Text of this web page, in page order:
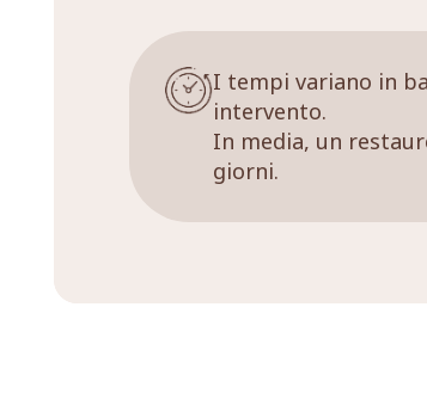
I tempi variano in
intervento.
In media, un
giorni.